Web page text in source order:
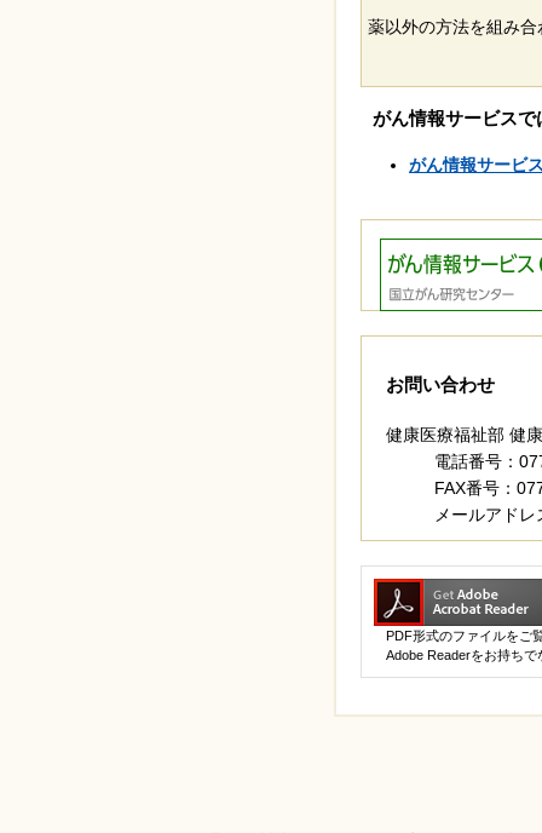
薬以外の方法を組み合
がん情報サービス
がん情報サービ
お問い合わせ
健康医療福祉部 健
電話番号：
FAX番号：
メールアドレ
PDF形式のファイルをご
Adobe Readerをお持ち